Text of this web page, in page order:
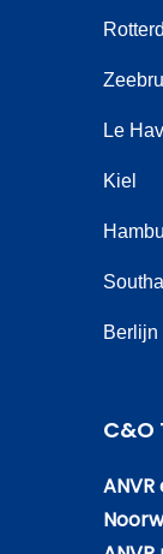
Le
Kiel
Berlijn
C&O